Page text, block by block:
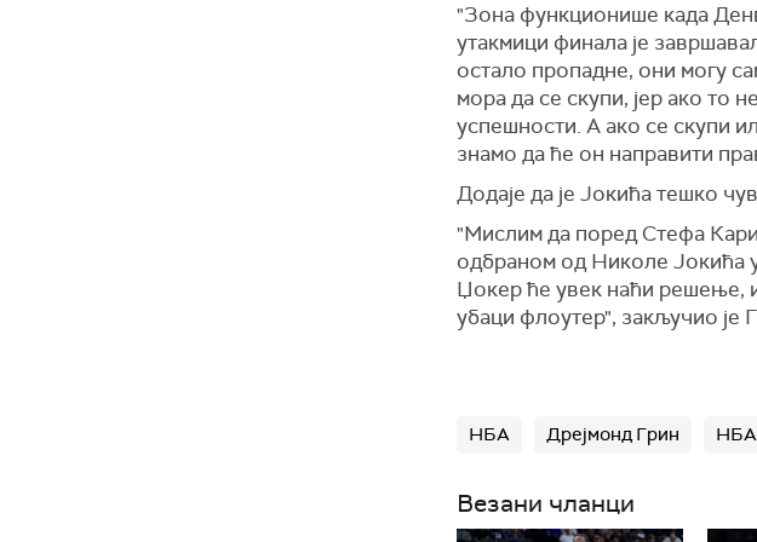
"Зона функционише када
утакмици финала је
остало пропадне, они могу
мора да се скупи, јер ако то
успешности. А ако се скупи
знамо да ће он направити
Додаје да је Јокића тешко
"Мислим да поред Стефа
одбраном од Николе Јокића
Џокер ће увек наћи решење,
убаци флоутер", закључио је
НБА Дрејмонд Грин НБА
Везани чланци